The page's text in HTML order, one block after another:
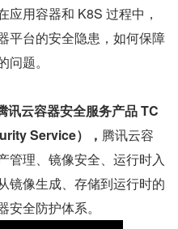
应用容器和 K8S 过程中，
平台的安全隐患，如何保障
题。
讯云容器安全服务产品 TC
Service）， 腾讯云容
管理、镜像安全、运行时入
镜像生成、存储到运行时的
全防护体系。